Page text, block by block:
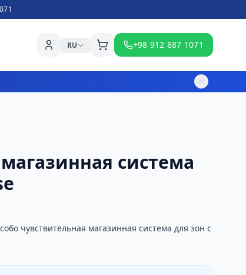
RU +98 912 887 1071
система
чувствительная магазинная система для зон с